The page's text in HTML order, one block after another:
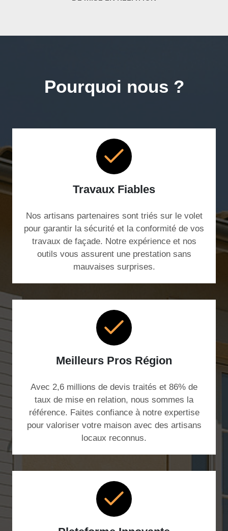
Pourquoi nous ?
Travaux Fiables
Nos artisans partenaires sont triés sur le volet
pour garantir la sécurité et la conformité de vos
travaux de façade. Notre expérience et nos
outils vous assurent une prestation sans
mauvaises surprises.
Meilleurs Pros Région
Avec 2,6 millions de devis traités et 86% de
taux de mise en relation, nous sommes la
référence. Faites confiance à notre expertise
pour valoriser votre maison avec des artisans
locaux reconnus.